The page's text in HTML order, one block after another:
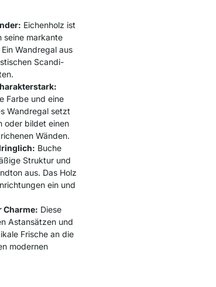
Eichenholz ist
seine markante
Wandregal aus
Scandi-
Farbe und eine
Wandregal setzt
oder bildet einen
Wänden.
Buche
Struktur und
aus. Das Holz
ein und
Charme: Diese
Astansätzen und
Frische an die
modernen